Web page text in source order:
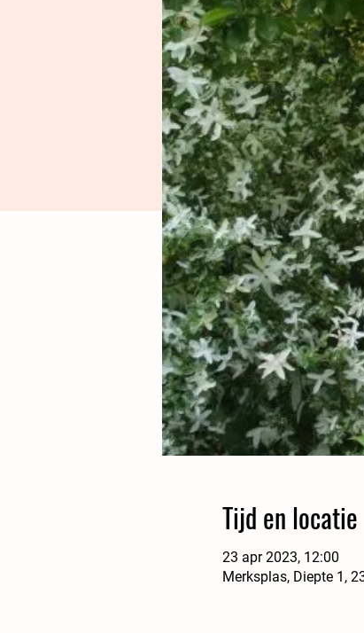
Tijd en locatie
23 apr 2023, 12:00
Merksplas, Diepte 1,